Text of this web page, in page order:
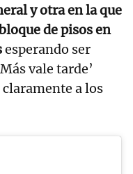
y otra en la que
de pisos en
esperando ser
vale tarde’
a los